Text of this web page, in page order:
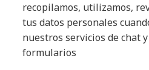
recopilamos, utilizamos,
tus datos personales
nuestros servicios de chat
formularios